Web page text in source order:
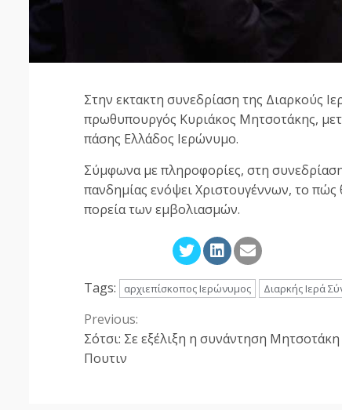
Στην εκτακτη συνεδρίαση της Διαρκούς
πρωθυπουργός Κυριάκος Μητσοτάκης,
πάσης Ελλάδος Ιερώνυμο.
Σύμφωνα με πληροφορίες, στη
πανδημίας ενόψει Χριστουγέννων, το πώς
πορεία των εμβολιασμών.
Tags: αρχιεπίσκοπος Ιερώνυμος Διαρκής Ιερά
Continue
Reading
Previous:
Σότσι: Σε εξέλιξη η συνάντηση Μητσοτάκη
Πουτιν